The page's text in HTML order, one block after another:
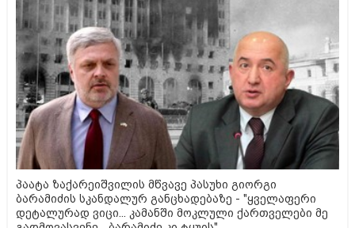
პაატა ზაქარეიშვილის მწვავე პასუხი გიორგი
ბარამიძის სკანდალურ განცხადებაზე - "ყველაფერი
დეტალურად ვიცი... კამანში მოკლული ქართველები მე